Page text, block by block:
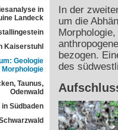
in
Landeck
Kaiserstuhl
Geologie
Morphologie
Taunus,
Odenwald
Südbaden
In der
um die
bezogen.
des